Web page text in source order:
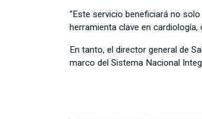
“Este servicio beneficiará no
herramienta clave en cardiología,
En tanto, el director general de
marco del Sistema Nacional